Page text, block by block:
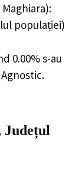
populației)
0.00% s-au
Județul